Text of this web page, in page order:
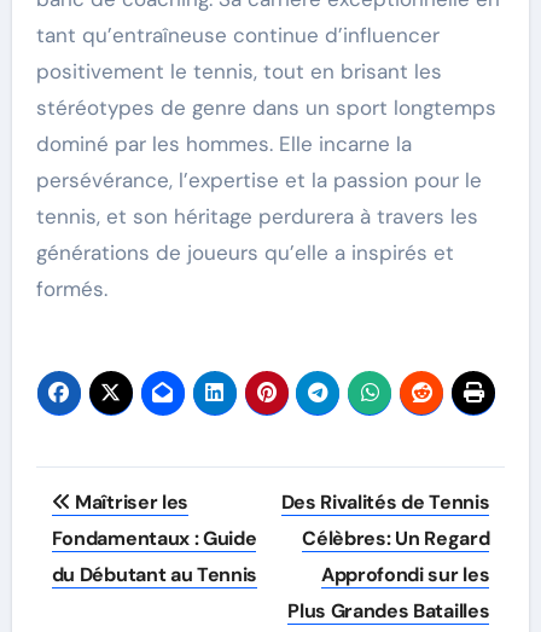
tant qu’entraîneuse continue d’influencer
positivement le tennis, tout en brisant les
stéréotypes de genre dans un sport longtemps
dominé par les hommes. Elle incarne la
persévérance, l’expertise et la passion pour le
tennis, et son héritage perdurera à travers les
générations de joueurs qu’elle a inspirés et
formés.
Post
navigation
Maîtriser les
Fondamentaux : Guide
du Débutant au Tennis
Des Rivalités de Tennis
Célèbres: Un Regard
Approfondi sur les
Plus Grandes Batailles